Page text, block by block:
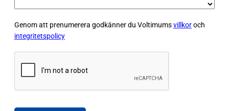
Genom att prenumerera godkänner du Voltimumsvillkoroch
integritetspolicy